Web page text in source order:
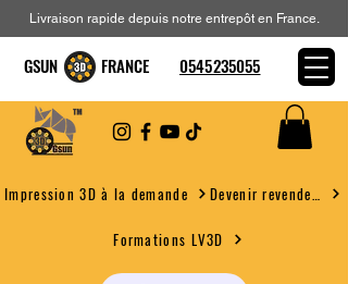
Impression 3D à la demande
Formations LV3D
Livraison rapide depuis notre entrepôt en France.
GSUN FRANCE 0545235055